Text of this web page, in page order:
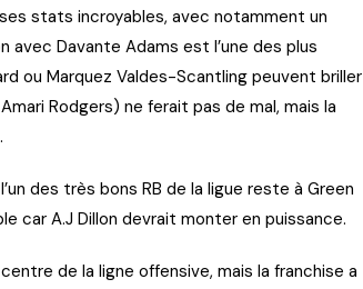
stats incroyables, avec notamment un
Davante Adams est l’une des plus
ou Marquez Valdes-Scantling peuvent briller
Rodgers) ne ferait pas de mal, mais la
des très bons RB de la ligue reste à Green
car A.J Dillon devrait monter en puissance.
de la ligne offensive, mais la franchise a